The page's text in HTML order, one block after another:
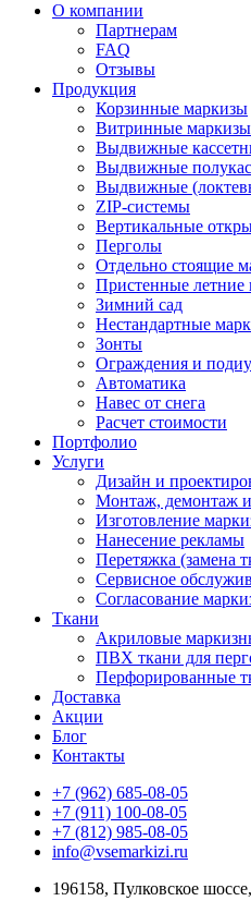
О компании
Партнерам
FAQ
Отзывы
Продукция
Корзинные маркизы
Витринные маркизы
Выдвижные
Выдвижные
Выдвижные
ZIP-системы
Вертикальные
Перголы
Отдельно стоящие
Пристенные летние
Зимний сад
Нестандартные
Зонты
Ограждения и
Автоматика
Навес от снега
Расчет стоимости
Портфолио
Услуги
Дизайн и
Монтаж, демонтаж
Изготовление
Нанесение рекламы
Перетяжка (замена
Сервисное
Согласование
Ткани
Акриловые
ПВХ ткани для
Перфорированные
Доставка
Акции
Блог
Контакты
+7 (962) 685-08-05
+7 (911) 100-08-05
+7 (812) 985-08-05
info@vsemarkizi.ru
196158, Пулковское